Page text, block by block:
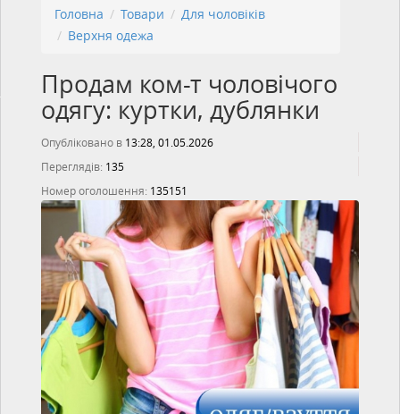
Головна Товари
Для чоловіків
Верхня одежа
Продам ком-т чоловічого
одягу: куртки, дублянки
Опубліковано в 13:28, 01.05.2026
Переглядів: 135
Номер оголошення: 135151